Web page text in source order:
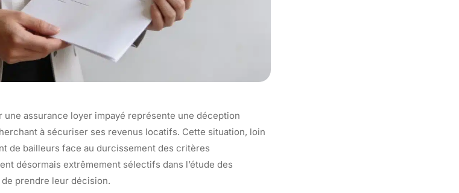
assurance loyer impayé représente une déception
à sécuriser ses revenus locatifs. Cette situation, loin
de bailleurs face au durcissement des critères
désormais extrêmement sélectifs dans l’étude des
prendre leur décision.